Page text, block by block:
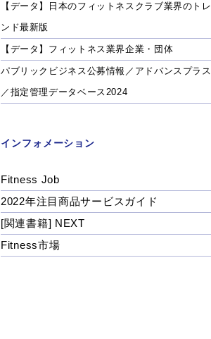
【データ】日本のフィットネスクラブ業界のトレ
ンド最新版
【データ】フィットネス業界企業・団体
パブリックビジネス公募情報／アドバンスプラス
／指定管理データベース2024
インフォメーション
Fitness Job
2022年注目商品サービスガイド
[関連書籍] NEXT
Fitness市場